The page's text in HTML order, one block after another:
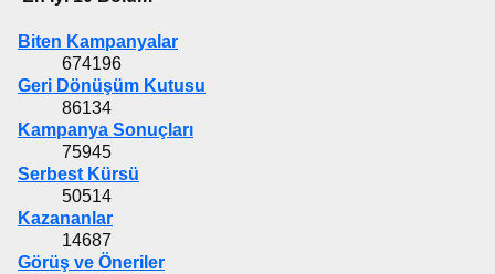
Biten Kampanyalar
674196
Geri Dönüşüm Kutusu
86134
Kampanya Sonuçları
75945
Serbest Kürsü
50514
Kazananlar
14687
Görüş ve Öneriler